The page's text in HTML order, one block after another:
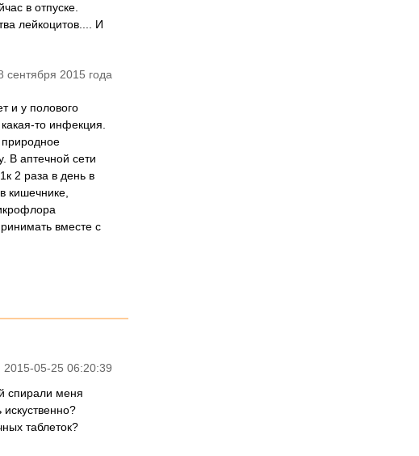
в отпуске.
лейкоцитов.... И
сентября 2015 года
и у полового
то инфекция.
В аптечной сети
2 раза в день в
кишечнике,
вместе с
2015-05-25 06:20:39
спирали меня
таблеток?